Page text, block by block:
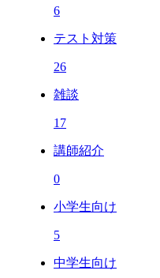
6
テスト対策
26
雑談
17
講師紹介
0
小学生向け
5
中学生向け